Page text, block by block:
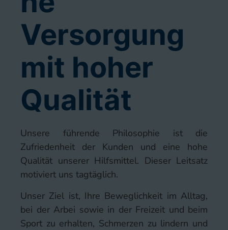
Versorgung
mit hoher
Qualität
Unsere führende Philosophie ist die
Zufriedenheit der Kunden und eine hohe
Qualität unserer Hilfsmittel. Dieser Leitsatz
motiviert uns tagtäglich.
Unser Ziel ist, Ihre Beweglichkeit im Alltag,
bei der Arbei sowie in der Freizeit und beim
Sport zu erhalten, Schmerzen zu lindern und